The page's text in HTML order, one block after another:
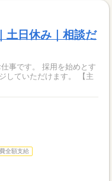
土日休み｜相談だ
事です。 採用を始めとす
いただけます。 【主
全額支給